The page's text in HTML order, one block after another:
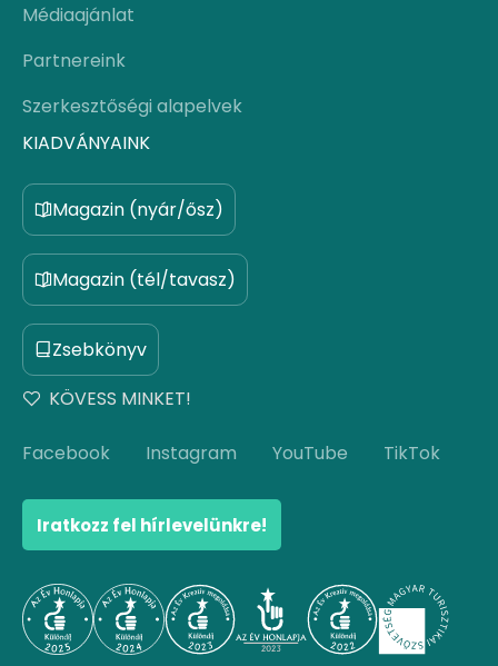
Médiaajánlat
Partnereink
Szerkesztőségi alapelvek
KIADVÁNYAINK
Magazin (nyár/ősz)
Magazin (tél/tavasz)
Zsebkönyv
KÖVESS MINKET!
Facebook Instagram YouTube TikTok
Iratkozz fel hírlevelünkre!